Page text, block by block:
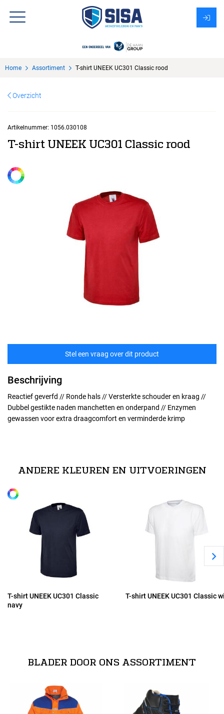
Over Sisa
KMS
Uitzendbureau?
Home Assortiment T-shirt UNEEK UC301 Classic rood
Overzicht
Artikelnummer: 1056.030108
T-shirt UNEEK UC301 Classic rood
Stel een vraag over dit product
Beschrijving
Reactief geverfd // Ronde hals // Versterkte schouder en kraag //
Dubbel gestikte naden manchetten en onderpand // Enzymen
gewassen voor extra draagcomfort en verminderde krimp
2XL
ANDERE KLEUREN EN UITVOERINGEN
T-shirt UNEEK UC301 Classic
navy
T-shirt UNEEK UC301 Classic
BLADER DOOR ONS ASSORTIMENT